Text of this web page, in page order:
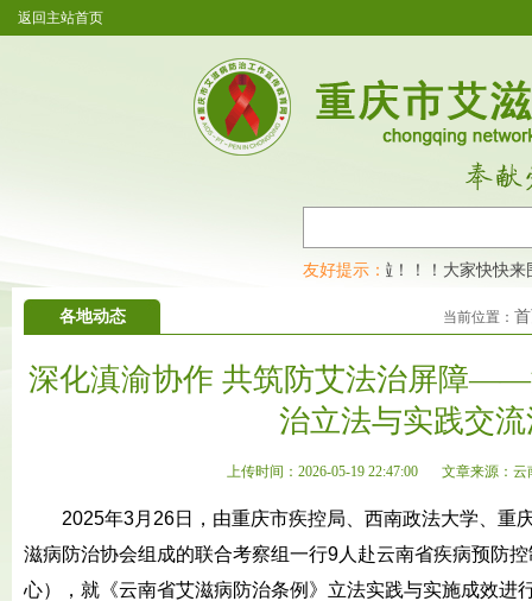
返回主站首页
友好提示：
重庆市艾滋病防治工作宣传教育网开通公众号啦！！！大家快快来
各地动态 当前位置：
深化滇渝协作 共筑防艾法治屏障
治立法与实践交
上传时间：2026-05-19 22:47:00 文章来源：云
2025年3月26日，由重庆市疾控局、西南政法大学、重
滋病防治协会组成的联合考察组一行9人赴云南省疾病预防
心），就《云南省艾滋病防治条例》立法实践与实施成效进